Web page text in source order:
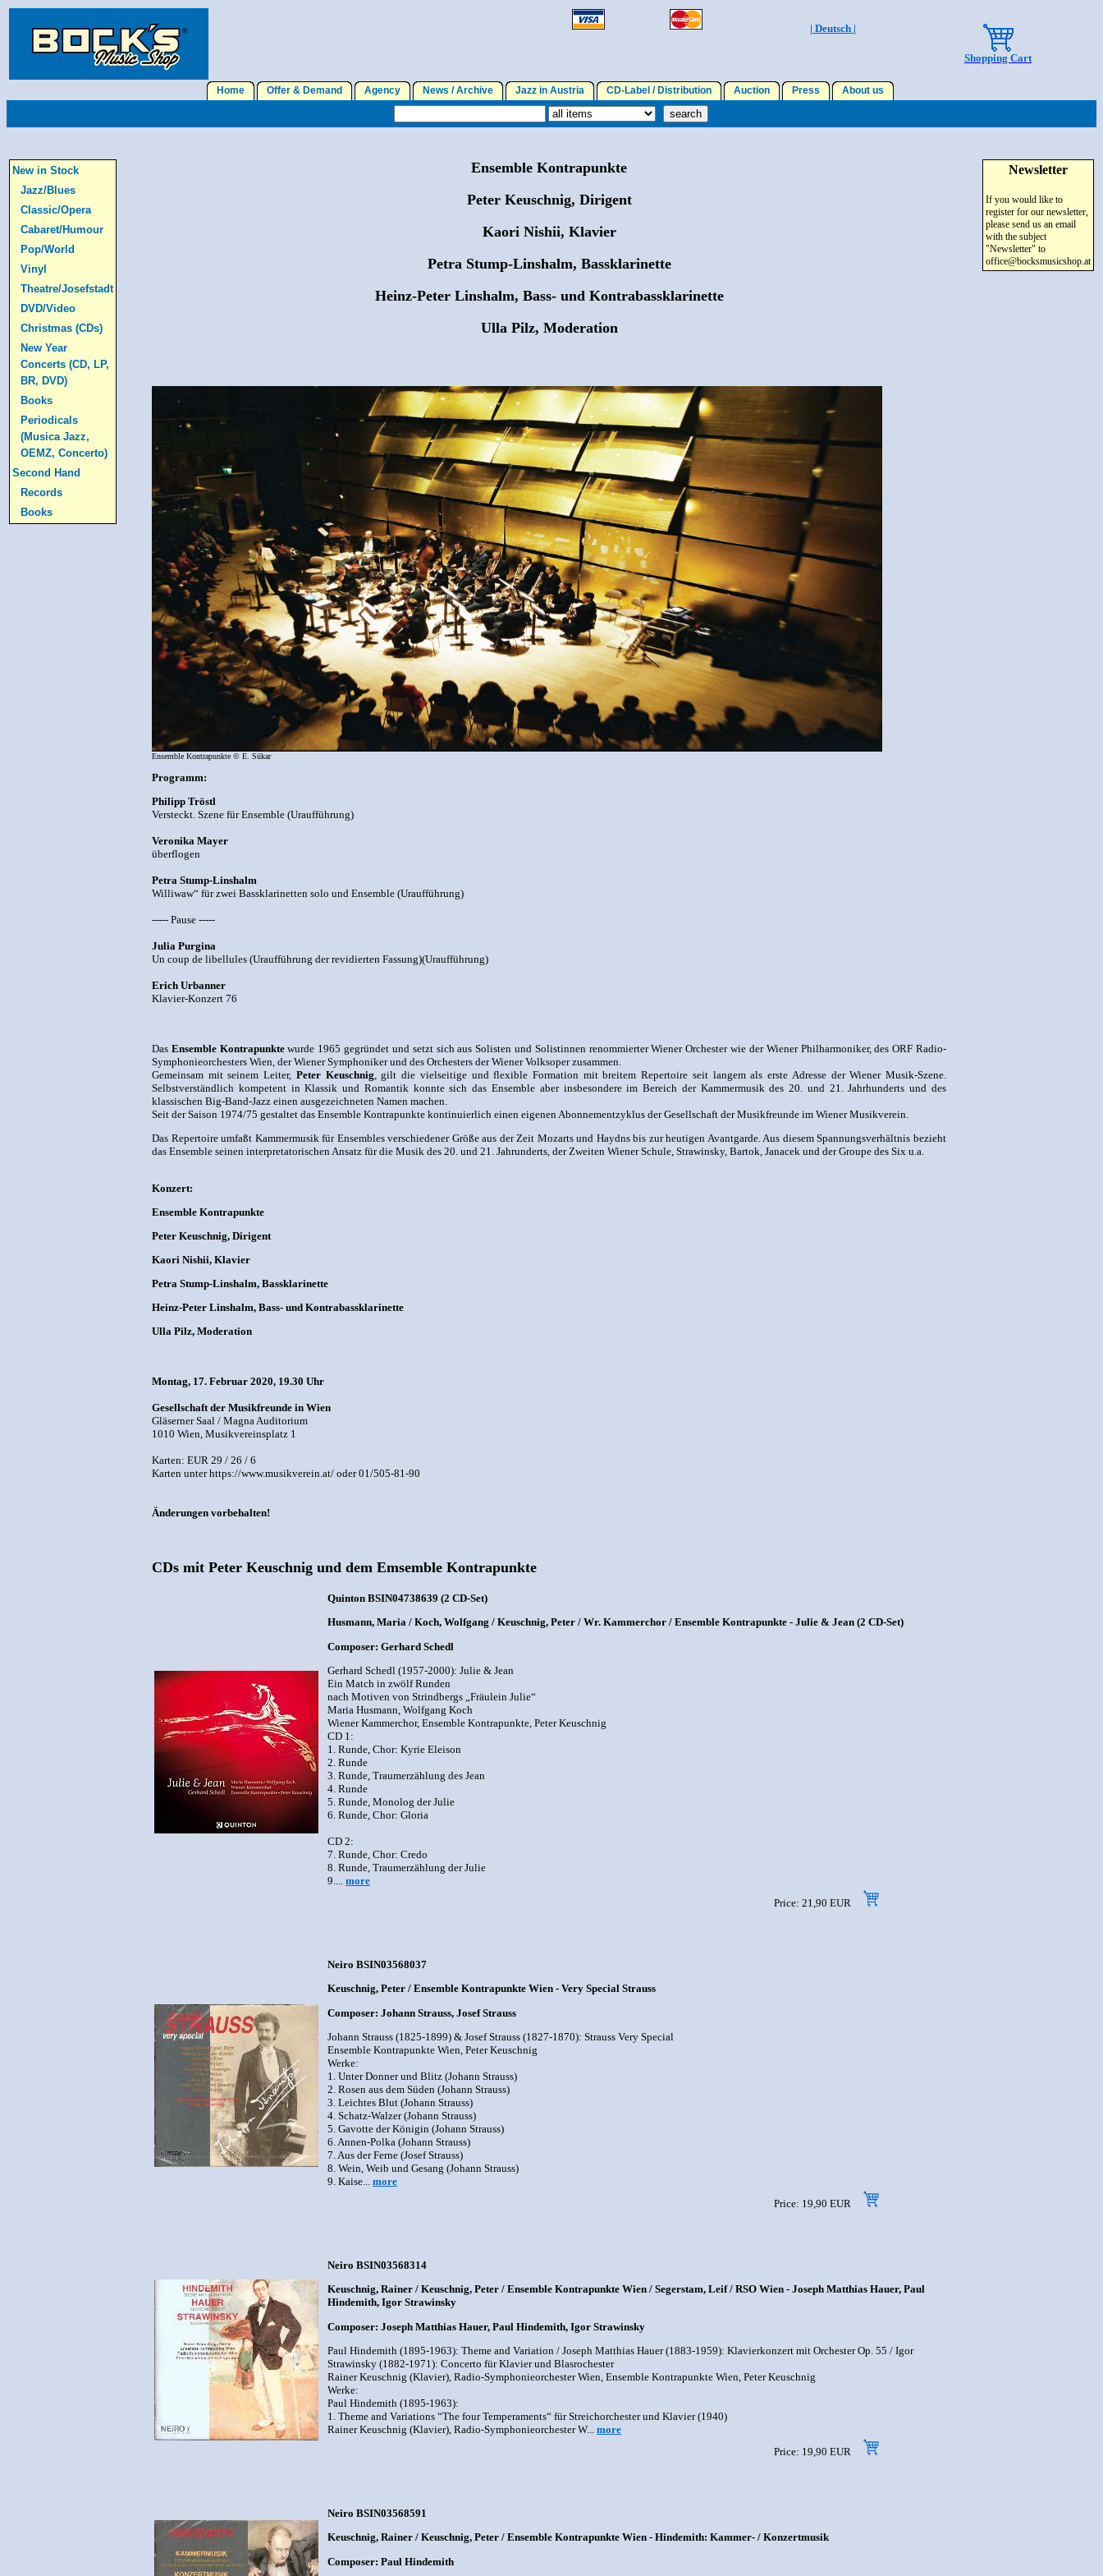
| Deutsch |
Shopping Cart
Home Offer & Demand Agency News / Archive Jazz in Austria CD-Label / Distribution Auction Press About us
New in Stock
Jazz/Blues
Classic/Opera
Cabaret/Humour
Pop/World
Vinyl
Theatre/Josefstadt
DVD/Video
Christmas (CDs)
New Year
Concerts (CD, LP,
BR, DVD)
Books
Periodicals
(Musica Jazz,
OEMZ, Concerto)
Second Hand
Records
Books
Ensemble Kontrapunkte
Peter Keuschnig, Dirigent
Kaori Nishii, Klavier
Petra Stump-Linshalm, Bassklarinette
Heinz-Peter Linshalm, Bass- und Kontrabassklarinette
Ulla Pilz, Moderation
Ensemble Kontrapunkte © E. Sükar
Programm:
Philipp Tröstl
Versteckt. Szene für Ensemble (Uraufführung)
Veronika Mayer
überflogen
Petra Stump-Linshalm
Williwaw“ für zwei Bassklarinetten solo und Ensemble (Uraufführung)
----- Pause -----
Julia Purgina
Un coup de libellules (Uraufführung der revidierten Fassung)(Uraufführung)
Erich Urbanner
Klavier-Konzert 76
Das Ensemble Kontrapunktewurde 1965 gegründet und setzt sich aus Solisten und Solistinnen renommierter Wiener Orchester wie der Wiener Philharmoniker, des ORF Radio-
Symphonieorchesters Wien, der Wiener Symphoniker und des Orchesters der Wiener Volksoper zusammen.
Gemeinsam mit seinem Leiter, Peter Keuschnig, gilt die vielseitige und flexible Formation mit breitem Repertoire seit langem als erste Adresse der Wiener Musik-Szene.
Selbstverständlich kompetent in Klassik und Romantik konnte sich das Ensemble aber insbesondere im Bereich der Kammermusik des 20. und 21. Jahrhunderts und des
klassischen Big-Band-Jazz einen ausgezeichneten Namen machen.
Seit der Saison 1974/75 gestaltet das Ensemble Kontrapunkte kontinuierlich einen eigenen Abonnementzyklus der Gesell­schaft der Musikfreunde im Wiener Musikverein.
Das Repertoire umfaßt Kammermusik für Ensembles verschiedener Größe aus der Zeit Mozarts und Haydns bis zur heutigen Avantgarde. Aus diesem Spannungsverhältnis bezieht
das Ensemble seinen interpretatorischen Ansatz für die Musik des 20. und 21. Jahrunderts, der Zweiten Wiener Schule, Strawinsky, Bartok, Janacek und der Groupe des Six u.a.
Konzert:
Ensemble Kontrapunkte
Peter Keuschnig, Dirigent
Kaori Nishii, Klavier
Petra Stump-Linshalm, Bassklarinette
Heinz-Peter Linshalm, Bass- und Kontrabassklarinette
Ulla Pilz, Moderation
Montag, 17. Februar 2020, 19.30 Uhr
Gesellschaft der Musikfreunde in Wien
Gläserner Saal / Magna Auditorium
1010 Wien, Musikvereinsplatz 1
Karten: EUR 29 / 26 / 6
Karten unter https://www.musikverein.at/ oder 01/505-81-90
Änderungen vorbehalten!
CDs mit Peter Keuschnig und dem Emsemble Kontrapunkte
Quinton BSIN04738639 (2 CD-Set)
Husmann, Maria / Koch, Wolfgang / Keuschnig, Peter / Wr. Kammerchor / Ensemble Kontrapunkte - Julie & Jean (2 CD-Set)
Composer: Gerhard Schedl
Gerhard Schedl (1957-2000): Julie & Jean
Ein Match in zwölf Runden
nach Motiven von Strindbergs „Fräulein Julie“
Maria Husmann, Wolfgang Koch
Wiener Kammerchor, Ensemble Kontrapunkte, Peter Keuschnig
CD 1:
1. Runde, Chor: Kyrie Eleison
2. Runde
3. Runde, Traumerzählung des Jean
4. Runde
5. Runde, Monolog der Julie
6. Runde, Chor: Gloria
CD 2:
7. Runde, Chor: Credo
8. Runde, Traumerzählung der Julie
9.... more
Price: 21,90 EUR
Neiro BSIN03568037
Keuschnig, Peter / Ensemble Kontrapunkte Wien - Very Special Strauss
Composer: Johann Strauss, Josef Strauss
Johann Strauss (1825-1899) & Josef Strauss (1827-1870): Strauss Very Special
Ensemble Kontrapunkte Wien, Peter Keuschnig
Werke:
1. Unter Donner und Blitz (Johann Strauss)
2. Rosen aus dem Süden (Johann Strauss)
3. Leichtes Blut (Johann Strauss)
4. Schatz-Walzer (Johann Strauss)
5. Gavotte der Königin (Johann Strauss)
6. Annen-Polka (Johann Strauss)
7. Aus der Ferne (Josef Strauss)
8. Wein, Weib und Gesang (Johann Strauss)
9. Kaise... more
Price: 19,90 EUR
Neiro BSIN03568314
Keuschnig, Rainer / Keuschnig, Peter / Ensemble Kontrapunkte Wien / Segerstam, Leif / RSO Wien - Joseph Matthias Hauer, Paul
Hindemith, Igor Strawinsky
Composer: Joseph Matthias Hauer, Paul Hindemith, Igor Strawinsky
Paul Hindemith (1895-1963): Theme and Variation / Joseph Matthias Hauer (1883-1959): Klavierkonzert mit Orchester Op. 55 / Igor
Strawinsky (1882-1971): Concerto für Klavier und Blasrochester
Rainer Keuschnig (Klavier), Radio-Symphonieorchester Wien, Ensemble Kontrapunkte Wien, Peter Keuschnig
Werke:
Paul Hindemith (1895-1963):
1. Theme and Variations “The four Temperaments“ für Streichorchester und Klavier (1940)
Rainer Keuschnig (Klavier), Radio-Symphonieorchester W... more
Price: 19,90 EUR
Neiro BSIN03568591
Keuschnig, Rainer / Keuschnig, Peter / Ensemble Kontrapunkte Wien - Hindemith: Kammer- / Konzertmusik
Composer: Paul Hindemith
Newsletter
If you would like to
register for our newsletter,
please send us an email
with the subject
"Newsletter" to
office@bocksmusicshop.at